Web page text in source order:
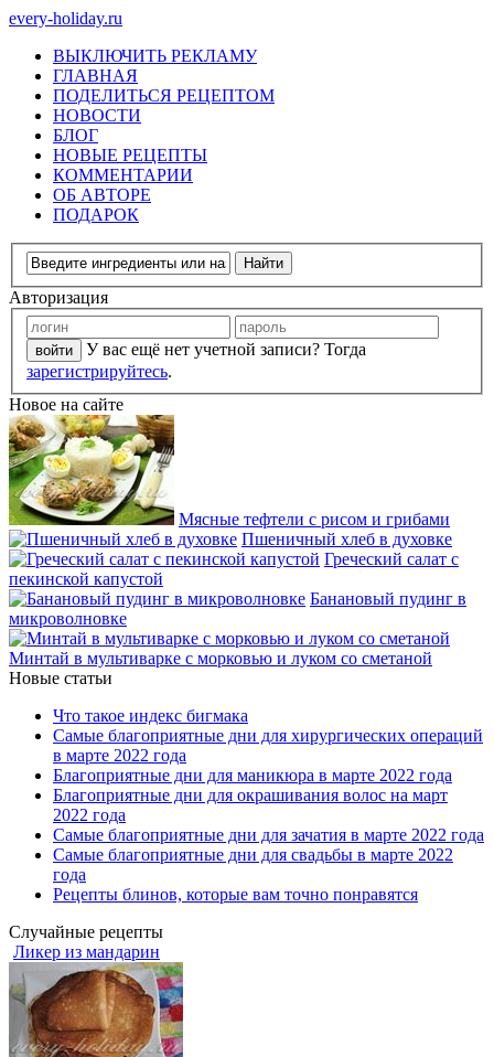
every-holiday.ru
ВЫКЛЮЧИТЬ РЕКЛАМУ
ГЛАВНАЯ
ПОДЕЛИТЬСЯ РЕЦЕПТОМ
НОВОСТИ
БЛОГ
НОВЫЕ РЕЦЕПТЫ
КОММЕНТАРИИ
ОБ АВТОРЕ
ПОДАРОК
Авторизация
У вас ещё нет учетной записи? Тогда
зарегистрируйтесь.
Новое на сайте
Мясные тефтели с рисом и грибами
Пшеничный хлеб в духовке
Греческий салат с
пекинской капустой
Банановый пудинг в
микроволновке
Минтай в мультиварке с морковью и луком со сметаной
Новые статьи
Что такое индекс бигмака
Самые благоприятные дни для хирургических операций
в марте 2022 года
Благоприятные дни для маникюра в марте 2022 года
Благоприятные дни для окрашивания волос на март
2022 года
Самые благоприятные дни для зачатия в марте 2022 года
Самые благоприятные дни для свадьбы в марте 2022
года
Рецепты блинов, которые вам точно понравятся
Случайные рецепты
Ликер из мандарин